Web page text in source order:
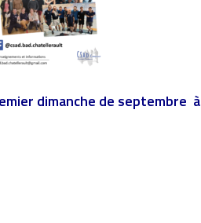
dimanche de septembre à